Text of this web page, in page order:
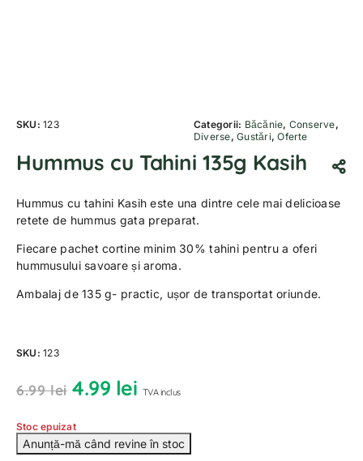
SKU:123 Categorii: Băcănie, Conserve,
Diverse,Gustări,Oferte
Hummus cu Tahini 135g Kasih
Hummus cu tahini Kasih este una dintre cele mai delicioase
retete de hummus gata preparat.
Fiecare pachet cortine minim 30% tahini pentru a oferi
hummusului savoare și aroma.
Ambalaj de 135 g- practic, ușor de transportat oriunde.
SKU:123
6.99lei 4.99 lei TVA inclus
Stoc epuizat